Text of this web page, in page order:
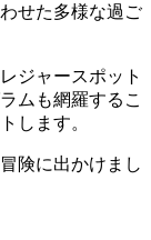
せた多様な過ご
ジャースポット
ムも網羅するこ
します。
険に出かけまし